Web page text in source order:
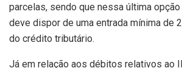
parcelas, sendo que nessa última
deve dispor de uma entrada mínima de
do crédito tributário.
Já em relação aos débitos relativos ao